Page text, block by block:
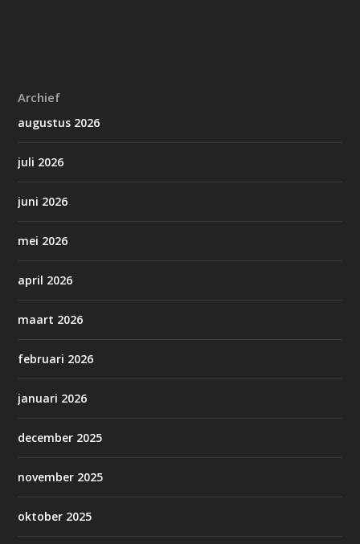
Archief
augustus 2026
juli 2026
juni 2026
mei 2026
april 2026
maart 2026
februari 2026
januari 2026
december 2025
november 2025
oktober 2025